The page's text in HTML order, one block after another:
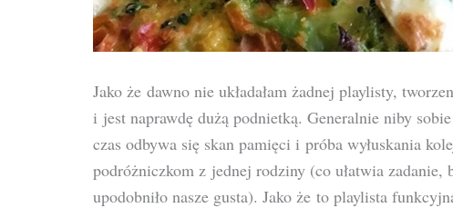
Jako że dawno nie układałam żadnej playlisty,
i jest naprawdę dużą podnietką. Generalnie niby
czas odbywa się skan pamięci i próba wyłuskania
podróżniczkom z jednej rodziny (co ułatwia
upodobniło nasze gusta). Jako że to playlista